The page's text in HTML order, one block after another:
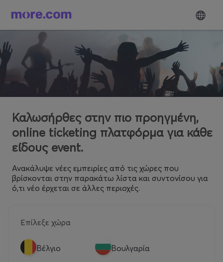
Καλωσήρθες στην πιο προηγμένη,
online ticketing πλατφόρμα για κάθε
είδους event.
Ανακάλυψε νέες εμπειρίες από τις χώρες που
βρίσκονται στην παρακάτω λίστα και συντονίσου για
ό,τι νέο έρχεται σε άλλες περιοχές.
Επίλεξε χώρα
Βέλγιο Βουλγαρία